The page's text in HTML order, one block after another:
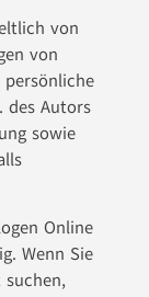
von
von
des Autors
sowie
Online
Wenn Sie